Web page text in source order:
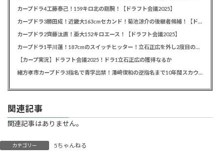
カープドラ4工藤泰己！159キロ北の剛腕！【ドラフト会議2025】
カープドラ3勝田成！近畿大163cmセカンド！菊池涼介の後継者候補！【ドラフト会議2025】
カープドラ2齊藤汰直！亜大152キロエース！【ドラフト会議2025】
カープドラ1平川蓮！187cmのスイッチヒッター！立石正広を外し2度目の重複も新井監督がクジを引き当てる！【ドラフト会議2025】
【カープ実況】ドラフト会議2025！ドラ1立石正広の獲得なるか
緒方孝市カープドラ3指名で青学出禁！澤﨑俊和の逆指名まで10年間スカウト出禁
関連記事
関連記事はありません。
カテゴリー 5ちゃんねる